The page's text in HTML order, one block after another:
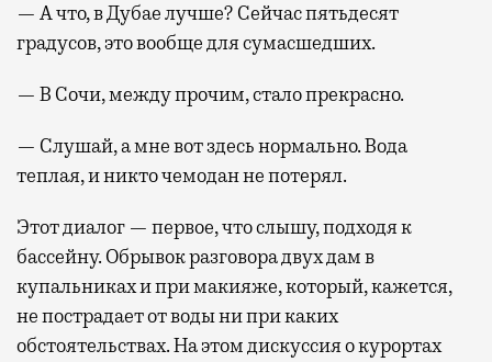
— А что, в Дубае лучше? Сейчас пятьдесят
градусов, это вообще для сумасшедших.
— В Сочи, между прочим, стало прекрасно.
— Слушай, а мне вот здесь нормально. Вода
теплая, и никто чемодан не потерял.
Этот диалог — первое, что слышу, подходя к
бассейну. Обрывок разговора двух дам в
купальниках и при макияже, который, кажется,
не пострадает от воды ни при каких
обстоятельствах. На этом дискуссия о курортах